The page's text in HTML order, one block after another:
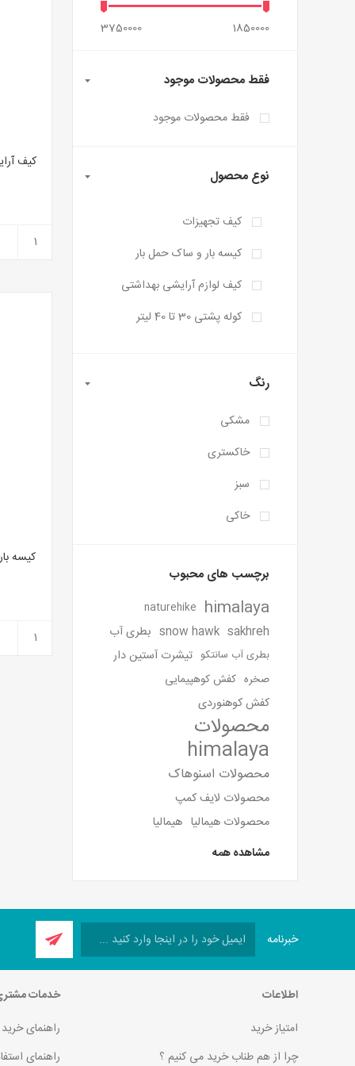
1850000
3750000
فقط محصولات موجود
فقط محصولات موجود
نوع محصول
کیف تجهیزات
کیسه بار و ساک حمل بار
کیف لوازم آرایشی بهداشتی
کوله پشتی 30 تا 40 لیتر
رنگ
مشکی
خاکستری
سبز
خاکی
برچسب های محبوب
himalaya
naturehike
sakhreh
snow hawk بطری آب
بطری آب سانتکو تیشرت آستین دار
صخره کفش کوهپیمایی
کفش کوهنوردی
محصولات
himalaya
محصولات اسنوهاک
محصولات لایف کمپ
محصولات هیمالیا هیمالیا
مشاهده همه
خبرنامه
اطلاعات
امتیاز خرید
چرا از هم طناب خرید می کنیم ؟
خدمات
راهنمای خرید
راهنمای